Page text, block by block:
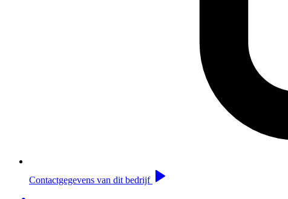
Contactgegevens van dit bedrijf